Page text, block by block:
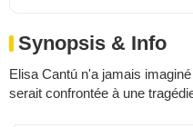
Synopsis & Info
Elisa Cantú n'a jamais
serait confrontée à une